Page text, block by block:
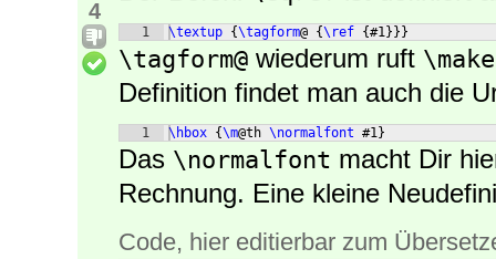
4
1 \textup {\tagform@ {\ref {#1}}}
\tagform@ wiederum ruft
Definition findet man auch die
1 \hbox {\m@th \normalfont #1}
Das \normalfont macht Dir
Rechnung. Eine kleine
Code, hier editierbar zum